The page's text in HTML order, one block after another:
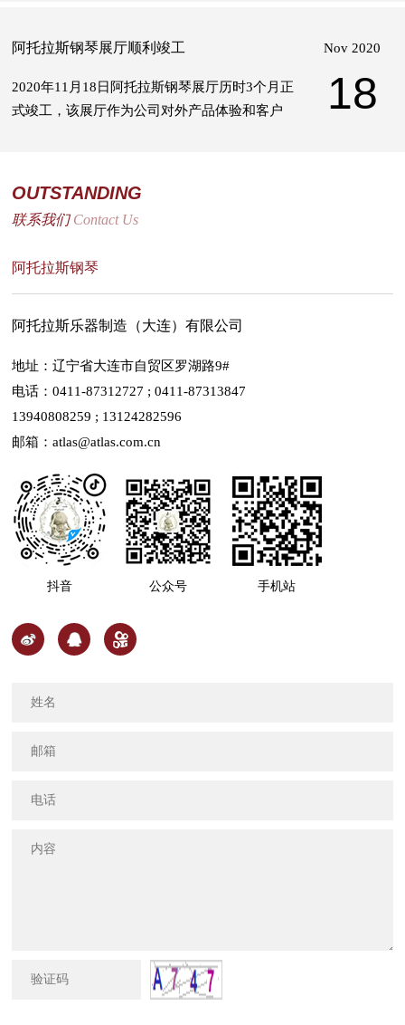
阿托拉斯钢琴展厅顺利竣工
2020年11月18日阿托拉斯钢琴展厅历时3个月正
式竣工，该展厅作为公司对外产品体验和客户
Nov 2020
18
OUTSTANDING
联系我们 Contact Us
阿托拉斯钢琴
阿托拉斯乐器制造（大连）有限公司
地址：辽宁省大连市自贸区罗湖路9#
电话：0411-87312727 ; 0411-87313847
13940808259 ; 13124282596
邮箱：atlas@atlas.com.cn
抖音 公众号 手机站